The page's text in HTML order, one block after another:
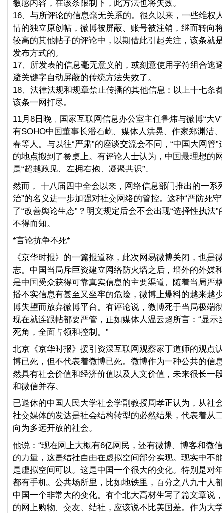
敏感内容，在该条限制下，此方法也将失效。
16、与所评论的信息毫无关系的。很久以来，一些维权
情的独立原创帖，微博被屏蔽、账号被注销，继而转向
较高的其他帖子的评论中，以期借此引起关注，该条就
发布方式的。
17、所发表的信息毫无意义的，或刻意使用字符组合逃
避关键字自动屏蔽的传统方法失效了。
18、法律法规和规章禁止传播的其他信息：以上十七条
该条一网打尽。
11月8日晚，国家互联网信息办公室主任鲁炜与微博“大
有SOHO中国董事长潘石屹、媒体人洪晃、作家郑渊洁
春等人。与以往“严肃”的座谈交流会不同，“中国大网管
的地点搬到了餐桌上。有评论人士认为，中国最理想的
是“超越政见、左拥右抱、凝聚共识”。
然而， 十八届四中全会以来，网络信息部门推出的一系
治”的名义进一步加强对社交网络的管控。这种“严防死
了“改善舆论生态”？明文规定后会不会出现“选择性执法
不得而知。
*言论抗争不死*
《京华时报》的一篇报道称，此次网易微博关闭，也是
志。中国当局斥巨资建立网络防火墙之后，墙外的外媒
是中国受众获得可靠真实信息的主要渠道。随着当局严
播不实信息有甚至又坐牢的危险，微博上爆料的越来越
博失望而放弃微博平台。有评论说，微博死于当局极端
现在就连跟帖都要严管，正如媒体人温云超所言：“显示
死角，全面占领和控制。”
北京《京华时报》援引资深互联网观察家丁道师的观点
博已死，但不代表着微博已死。微博作为一种公共的信
然具有社会价值和经济价值以及人文价值，未来很长一
和微信并存。
已退休的中国人民大学社会学副教授周孝正认为，从社
社交媒体的发达是社会结构转型的必然结果，代表着从
向为多远开放的社会。
他说：“现在网上大概有6亿网民，还有微博、博客和微
的力量，这是结社自由在虚拟空间部分实现。现实中不
是虚拟空间可以。这是中国一个很大的变化。特别是对
都有手机。公共场所里，比如地铁里，百分之八九十人
中国一个非常大的变化。有个北大高材生写了篇文章说
的网上购物、交友、结社，应该说不比美国差。作为大